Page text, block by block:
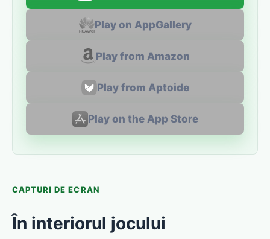
Play on AppGallery
Play from Amazon
Play from Aptoide
Play on the App Store
CAPTURI DE ECRAN
În interiorul jocului